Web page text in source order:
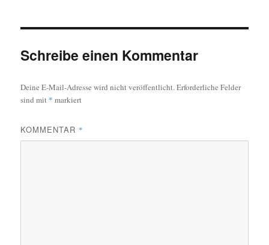
Schreibe einen Kommentar
Deine E-Mail-Adresse wird nicht veröffentlicht. Erforderliche Felder
sind mit * markiert
KOMMENTAR *